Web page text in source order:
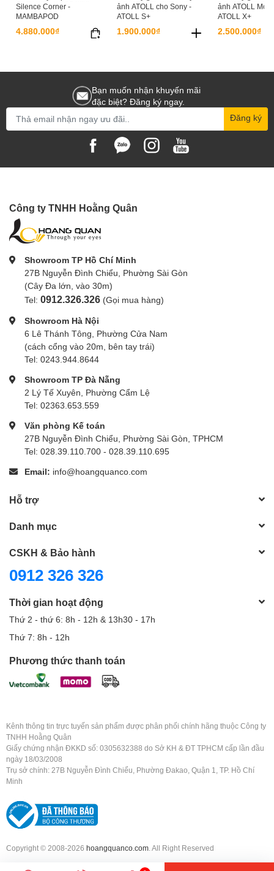
Silence Corner -
MAMBAPOD
4.880.000₫
ảnh ATOLL cho Sony -
ATOLL S+
1.900.000₫
ảnh ATOLL
ATOLL X+
2.500.000₫
Bạn muốn nhận khuyến mãi
đặc biệt? Đăng ký ngay.
Đăng ký
Công ty TNHH Hoằng Quân
Showroom TP Hồ Chí Minh
27B Nguyễn Đình Chiểu, Phường Sài Gòn
(Cây Đa lớn, vào 30m)
Tel: 0912.326.326 (Gọi mua hàng)
Showroom Hà Nội
6 Lê Thánh Tông, Phường Cửa Nam
(cách cổng vào 20m, bên tay trái)
Tel: 0243.944.8644
Showroom TP Đà Nẵng
2 Lý Tế Xuyên, Phường Cẩm Lệ
Tel: 02363.653.559
Văn phòng Kế toán
27B Nguyễn Đình Chiểu, Phường Sài Gòn, TPHCM
Tel: 028.39.110.700 - 028.39.110.695
Email: info@hoangquanco.com
Hỗ trợ
Danh mục
CSKH & Bảo hành
0912 326 326
Thời gian hoạt động
Thứ 2 - thứ 6: 8h - 12h & 13h30 - 17h
Thứ 7: 8h - 12h
Phương thức thanh toán
Kênh thông tin trực tuyến sản phẩm được phân phối chính hãng thuộc Công ty
TNHH Hoằng Quân
Giấy chứng nhận ĐKKD số: 0305632388 do Sở KH & ĐT TPHCM cấp lần đầu
ngày 18/03/2008
Trụ sở chính: 27B Nguyễn Đình Chiểu, Phường Đakao, Quận 1, TP. Hồ Chí
Minh
Copyright © 2008-2026 hoangquanco.com. All Right Reserved